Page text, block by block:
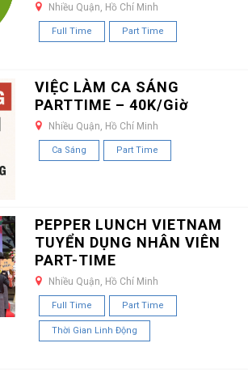
Nhiều Quận, Hồ Chí Minh
Full Time Part Time
VIỆC LÀM CA SÁNG
PARTTIME – 40K/Giờ
Nhiều Quận, Hồ Chí Minh
Ca Sáng Part Time
PEPPER LUNCH VIETNAM
TUYỂN DỤNG NHÂN VIÊN
PART-TIME
Nhiều Quận, Hồ Chí Minh
Full Time Part Time
Thời Gian Linh Động